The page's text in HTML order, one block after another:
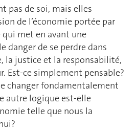
pas de soi, mais elles
de l’économie portée par
met en avant une
danger de se perdre dans
la justice et la responsabilité,
Est-ce simplement pensable?
changer fondamentalement
autre logique est-elle
telle que nous la